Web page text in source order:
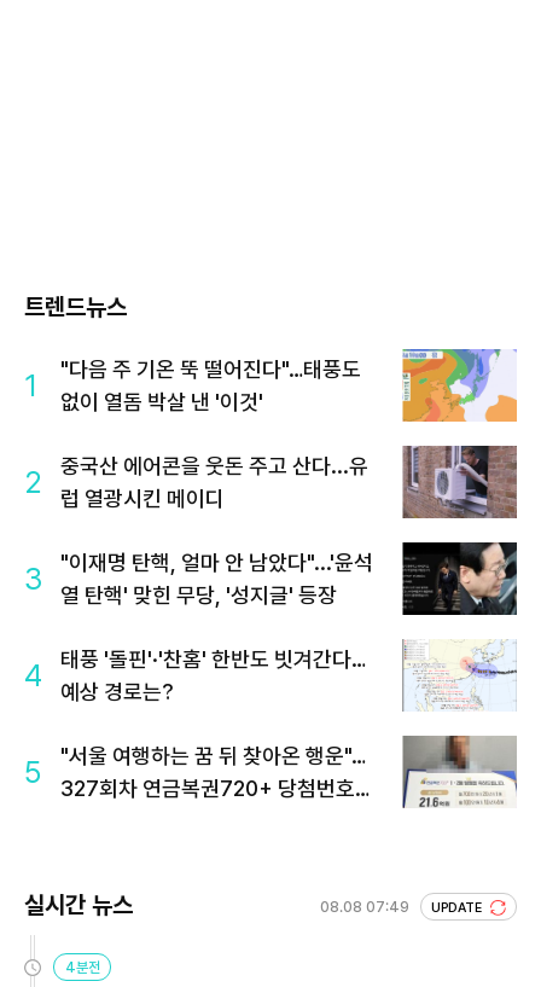
트렌드뉴스
1
"다음 주 기온 뚝 떨어진다"…태풍도
없이 열돔 박살 낸 '이것'
2
중국산 에어콘을 웃돈 주고 산다...유
럽 열광시킨 메이디
3
"이재명 탄핵, 얼마 안 남았다"...'윤석
열 탄핵' 맞힌 무당, '성지글' 등장
4
태풍 '돌핀'·'찬홈' 한반도 빗겨간다…
예상 경로는?
5
"서울 여행하는 꿈 뒤 찾아온 행운"…
327회차 연금복권720+ 당첨번호조
실시간 뉴스 08.08 07:49 UPDATE
4분전